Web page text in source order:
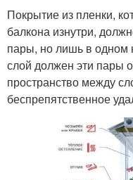
Покрытие из пленки,
балкона изнутри,
пары, но лишь в одном
слой должен эти пары
пространство между
беспрепятственное